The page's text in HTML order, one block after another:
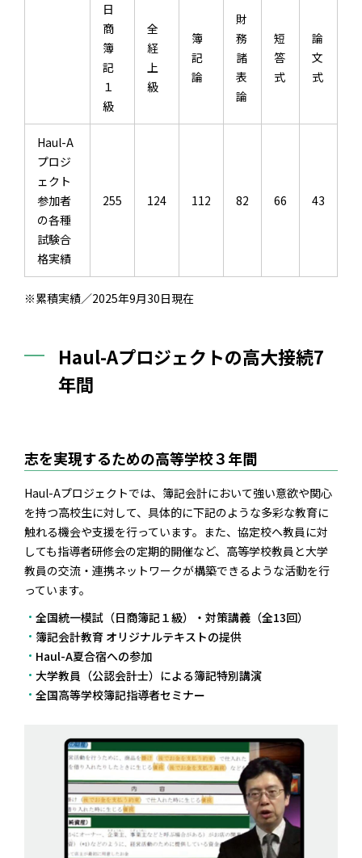
日
商
簿
記
１
級
全
経
上
級
簿
記
論
財
務
諸
表
論
短
答
式
論
文
式
Haul-A
プロジ
ェクト
参加者
の各種
試験合
格実績
255 124 112 82 66 43
※累積実績／2025年9月30日現在
Haul-Aプロジェクトの高大接続7
年間
志を実現するための高等学校３年間
Haul-Aプロジェクトでは、簿記会計において強い意欲や関心
を持つ高校生に対して、具体的に下記のような多彩な教育に
触れる機会や支援を行っています。また、協定校へ教員に対
しても指導者研修会の定期的開催など、高等学校教員と大学
教員の交流・連携ネットワークが構築できるような活動を行
っています。
全国統一模試（日商簿記１級）・対策講義（全13回）
簿記会計教育 オリジナルテキストの提供
Haul-A夏合宿への参加
大学教員（公認会計士）による簿記特別講演
全国高等学校簿記指導者セミナー